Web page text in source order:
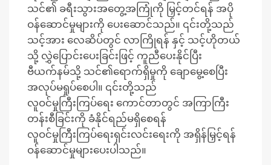
သင်၏ ခရီးသွားအတွေ့အကြုံကို မြှင့်တင်ရန် အပို
ဝန်ဆောင်မှုများကို ပေးဆောင်သည်။ ၎င်းတို့သည်
သင့်အား လေဆိပ်တွင် လာကြိုရန် နှင့် သင့်ဟိုတယ်
သို့ လွှဲပြောင်းပေးခြင်းဖြင့် ကူညီပေးနိုင်ပြီး
ဗီယက်နမ်သို့ သင်၏ရောက်ရှိမှုကို ချောမွေ့စေပြီး
အလုပ်မရှုပ်စေပါ။ ၎င်းတို့သည်
လူဝင်မှုကြီးကြပ်ရေး ကောင်တာတွင် အကြာကြီး
တန်းစီခြင်းကို ခံနိုင်ရည်မရှိစေရန်
လူဝင်မှုကြီးကြပ်ရေးရှင်းလင်းရေးကို အရှိန်မြှင့်ရန်
ဝန်ဆောင်မှုများပေးပါသည်။